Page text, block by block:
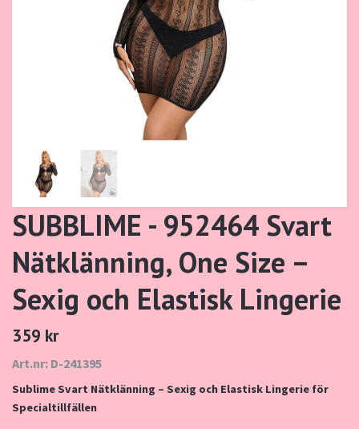
SUBBLIME - 952464 Svart
Nätklänning, One Size –
Sexig och Elastisk Lingerie
359 kr
Art.nr: D-241395
Sublime Svart Nätklänning – Sexig och Elastisk Lingerie för
Specialtillfällen